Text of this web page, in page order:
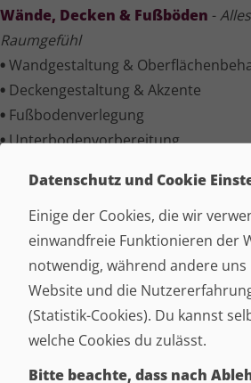
Wände, Decken & Fußböden -
Raumgefühl
•Wandgestaltung &
• Decken­ge­stal­tung & Akzente
• Fußbo­den­ver­le­gung
•Unter­bo­den­vor­be­rei­tung
Trockenbau- Moderner Ausbau
Ständerwände & -decken
Gips­kar­ton­plat­ten­mon­tage
Trennwände & Akus­tik­lö­sungen
Dachausbau & Raumgestaltung
Elektro- & Beleuch­tungs­in­te­gra­tion
Datenschutz und Cookie
Einige der Cookies, die wir
einwandfreie Funktionieren der
notwendig, während andere uns
Website und die
(Statistik-Cookies). Du kannst
welche Cookies du zulässt.
Bitte beachte, dass nach